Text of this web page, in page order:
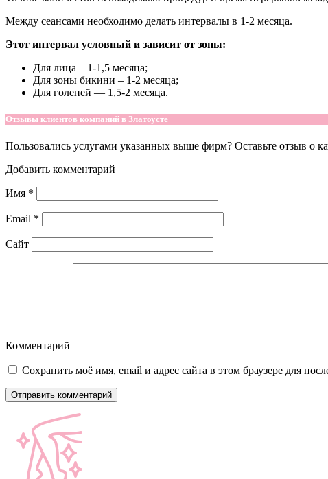
Между сеансами необходимо делать интервалы в 1-2 месяца.
Этот интервал условный и зависит от зоны:
Для лица – 1-1,5 месяца;
Для зоны бикини – 1-2 месяца;
Для голеней — 1,5-2 месяца.
Отзывы клиентов компаний в Златоусте
Пользовались услугами указанных выше фирм? Оставьте отзыв о
Добавить комментарий
Имя *
Email *
Сайт
Комментарий
Сохранить моё имя, email и адрес сайта в этом браузере для